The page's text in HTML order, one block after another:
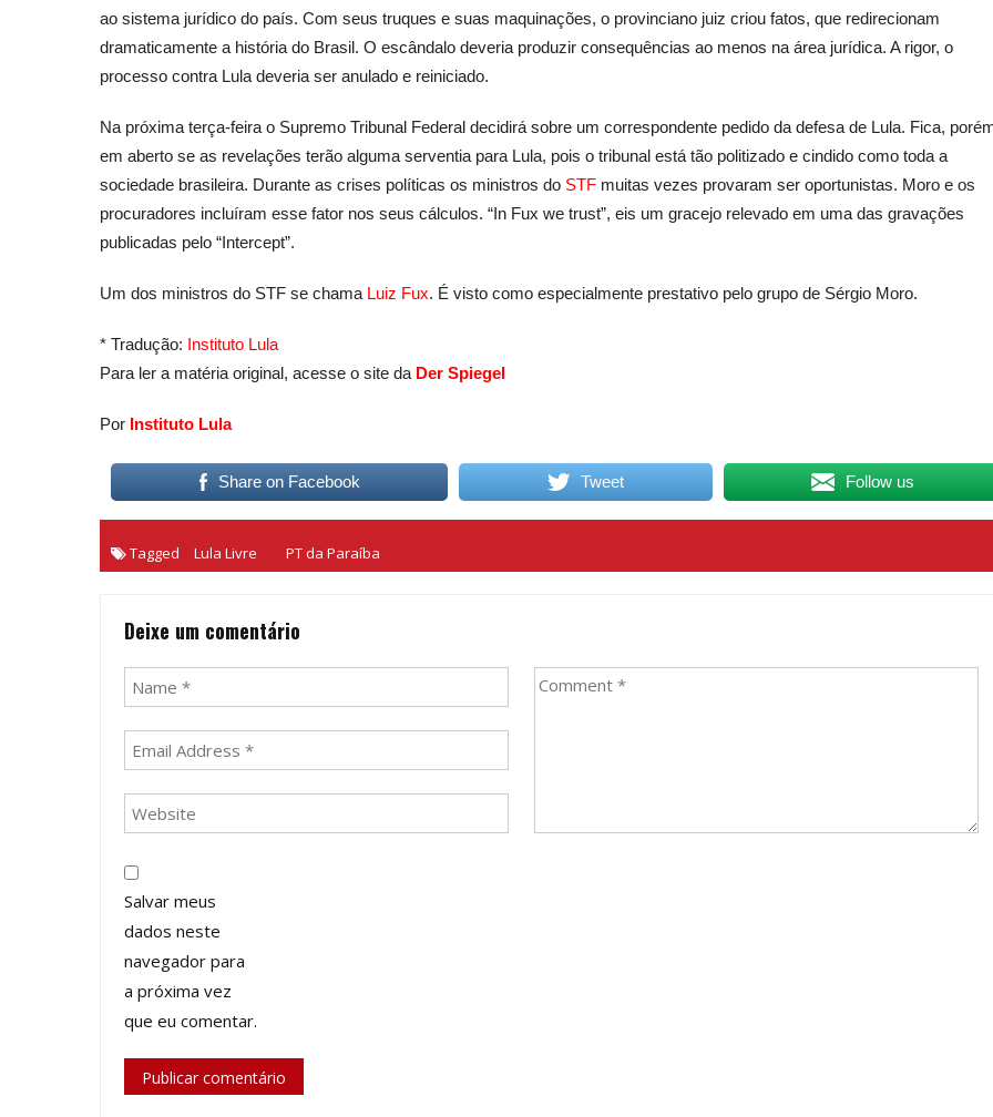
ao sistema jurídico do país. Com seus truques e suas maquinações, o provinciano juiz criou fatos, que redirecionam
dramaticamente a história do Brasil. O escândalo deveria produzir consequências ao menos na área jurídica. A rigor, o
processo contra Lula deveria ser anulado e reiniciado.
Na próxima terça-feira o Supremo Tribunal Federal decidirá sobre um correspondente pedido da defesa de Lula. Fica,
em aberto se as revelações terão alguma serventia para Lula, pois o tribunal está tão politizado e cindido como toda a
sociedade brasileira. Durante as crises políticas os ministros do STF muitas vezes provaram ser oportunistas. Moro e os
procuradores incluíram esse fator nos seus cálculos. “In Fux we trust”, eis um gracejo relevado em uma das gravações
publicadas pelo “Intercept”.
Um dos ministros do STF se chama Luiz Fux. É visto como especialmente prestativo pelo grupo de Sérgio Moro.
* Tradução: Instituto Lula
Para ler a matéria original, acesse o site da Der Spiegel
Por Instituto Lula
Share on Facebook Tweet Follow us
Tagged Lula Livre PT da Paraíba
Deixe um comentário
Salvar meus
dados neste
navegador para
a próxima vez
que eu comentar.